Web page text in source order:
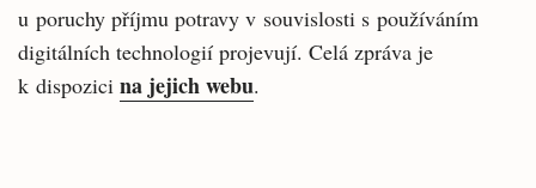
u poruchy příjmu potravy v souvislosti s používáním
digitálních technologií projevují. Celá zpráva je
k dispozici na jejich webu.